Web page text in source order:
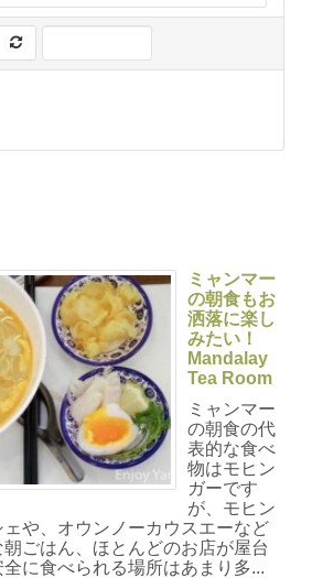
ミャンマー
の朝食もお
洒落に楽し
みたい！
Mandalay
Tea Room
ミャンマー
の朝食の代
表的な食べ
物はモヒン
ガーです
が、モヒン
や、オウンノーカウスエーなど
ごはん、ほとんどのお店が屋台
に食べられる場所はあまり多...